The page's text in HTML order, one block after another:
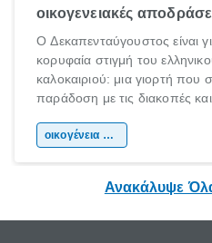
οικογενειακές
Ο Δεκαπενταύγουστος είναι
κορυφαία στιγμή του
καλοκαιριού: μια γιορτή που
παράδοση με τις διακοπές και
χώρας. Είτε πρόκειται για
οικογένεια & παιδί
Ανακάλυψε